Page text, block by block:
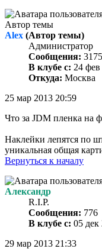
Автор темы
Alex (Автор темы)
Администратор
Сообщения: 3175
В клубе с: 24 фев
Откуда: Москва
25 мар 2013 20:59
Что за JDM пленка на
Наклейки лепятся по
уникальная общая
Вернуться к началу
Александр
R.I.P.
Сообщения: 776
В клубе с: 05 дек
29 мар 2013 21:33